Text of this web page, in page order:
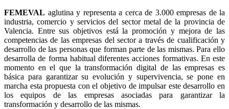
FEMEVAL aglutina y representa a cerca de 3.000 empresas de la
industria, comercio y servicios del sector metal de la provincia de
Valencia. Entre sus objetivos está la promoción y mejora de las
competencias de las empresas del sector a través de cualificación y
desarrollo de las personas que forman parte de las mismas. Para ello
desarrolla de forma habitual diferentes acciones formativas. En este
momento en el que la transformación digital de las empresas es
básica para garantizar su evolución y supervivencia, se pone en
marcha esta propuesta con el objetivo de impulsar este desarrollo en
los equipos de las empresas asociadas para garantizar la
transformación y desarrollo de las mismas.